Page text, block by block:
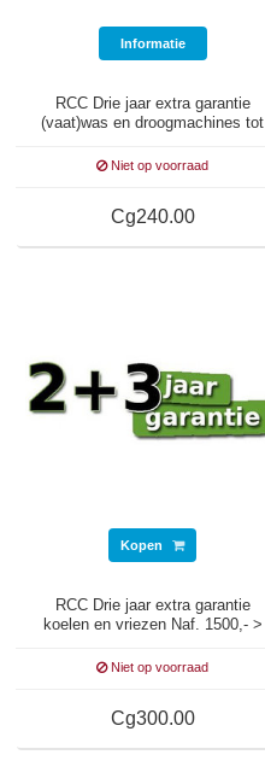
Informatie
RCC Drie jaar extra garantie
(vaat)was en droogmachines tot
Niet op voorraad
Cg240.00
Kopen
RCC Drie jaar extra garantie
koelen en vriezen Naf. 1500,- >
Niet op voorraad
Cg300.00